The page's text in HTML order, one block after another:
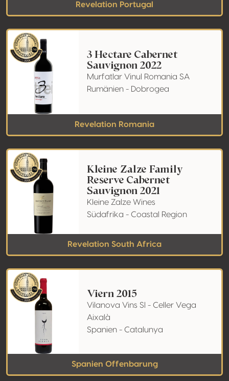
Revelation Portugal
3 Hectare Cabernet
Sauvignon 2022
Murfatlar Vinul Romania SA
Rumänien - Dobrogea
Revelation Romania
Kleine Zalze Family
Reserve Cabernet
Sauvignon 2021
Kleine Zalze Wines
Südafrika - Coastal Region
Revelation South Africa
Viern 2015
Vilanova Vins Sl - Celler Vega
Aixalà
Spanien - Catalunya
Spanien Offenbarung